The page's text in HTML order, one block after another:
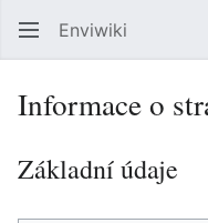
Enviwiki
Informace o
Základní údaje